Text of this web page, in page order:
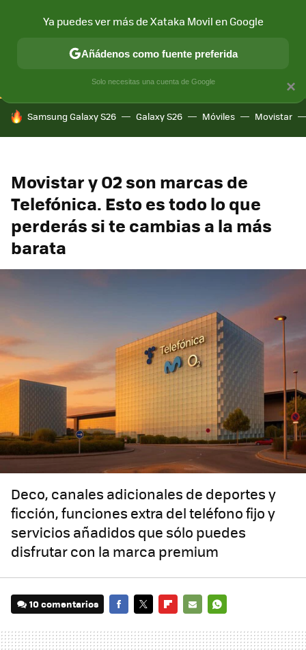
CONECTIVIDAD MÓVIL Y SOCIEDAD APLICACIONES
HOY SE HABLA DE
Samsung Galaxy S26 Galaxy S26 Móviles Movistar
Movistar y O2 son marcas de
Telefónica. Esto es todo lo que
perderás si te cambias a la más
barata
Deco, canales adicionales de deportes y
ficción, funciones extra del teléfono fijo y
servicios añadidos que sólo puedes
disfrutar con la marca premium
10 comentarios
MAIL
×
Ya puedes ver más de Xataka Movil en Google
Añádenos como fuente preferida
Solo necesitas una cuenta de Google